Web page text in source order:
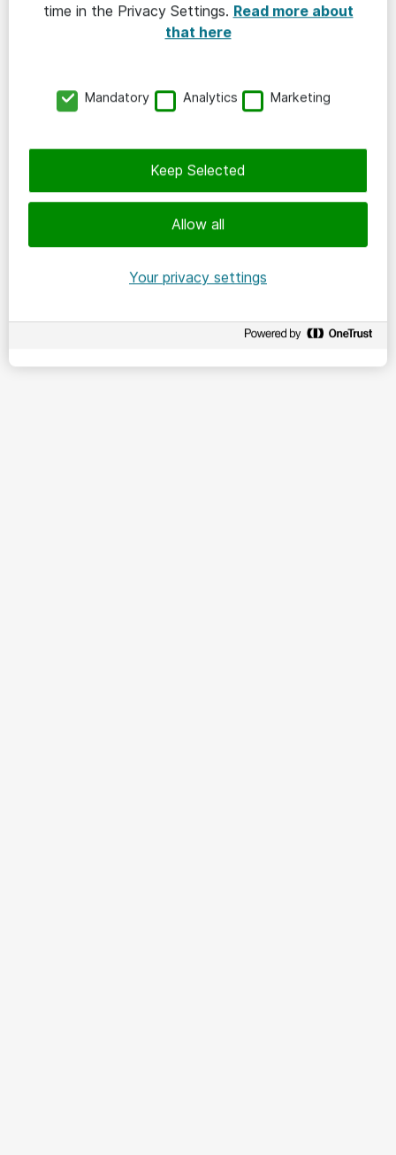
Som deltagare får du:
✅ Nätverka med branschkollegor i liknande yrkesroll
✅ Nyheter från it-industrins ledande tillverkare
Är du distributör, konkurrerande verksamhet eller
student kan vi dessvärre behöva avboka din plats då
vi anser att du inte tillhör eventets kärnmålgrupp.
time in the Privacy Settings. Read more about
that here
Mandatory Analytics Marketing
Allow all
Keep Selected
Your privacy settings